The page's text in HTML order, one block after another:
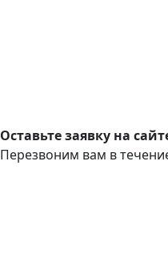
Оставьте заявку на
Перезвоним вам в